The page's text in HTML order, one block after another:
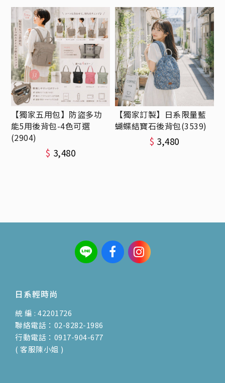
【獨家五用包】防盜多功
能5用後背包-4色可選
(2904)
$ 3,480
【獨家訂製】日系限量藍
蝴蝶結寶石後背包(3539)
$ 3,480
日系輕時尚
統 編 : 42201726
聯絡電話：02-8282-1986
行動電話：0917-904-677
( 客服陳小姐 )